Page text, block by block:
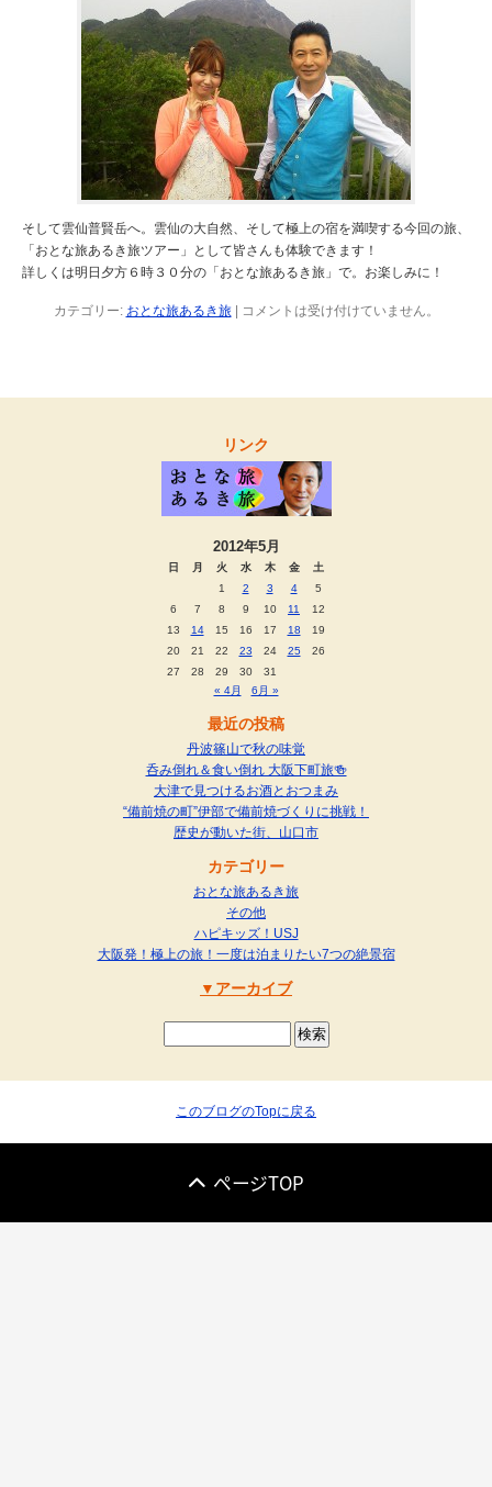
そして雲仙普賢岳へ。雲仙の大自然、そして極上の宿を満喫する今回の旅、
「おとな旅あるき旅ツアー」として皆さんも体験できます！
詳しくは明日夕方６時３０分の「おとな旅あるき旅」で。お楽しみに！
カテゴリー: おとな旅あるき旅| コメントは受け付けていません。
リンク
2012年5月
日 月 火 水 木 金
土
1
2 3 4
5
6
7 8 9 10 11
12
13
14 15 16 17 18
19
20
21 22 23 24 25
26
27
28 29 30
31
« 4月
6月 »
最近の投稿
丹波篠山で秋の味覚
呑み倒れ＆食い倒れ 大阪下町旅🍻
大津で見つけるお酒とおつまみ
“備前焼の町”伊部で備前焼づくりに挑戦！
歴史が動いた街、山口市
カテゴリー
おとな旅あるき旅
その他
ハピキッズ！USJ
大阪発！極上の旅！一度は泊まりたい7つの絶景宿
アーカイブ
このブログのTopに戻る
ページTOP